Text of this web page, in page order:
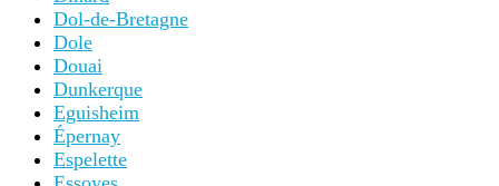
Dol-de-Bretagne
Dole
Douai
Dunkerque
Eguisheim
Épernay
Espelette